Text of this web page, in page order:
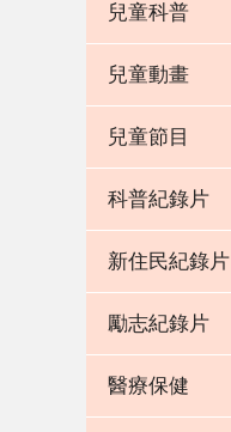
兒童科普
兒童動畫
兒童節目
科普紀錄片
新住民紀錄片
勵志紀錄片
醫療保健